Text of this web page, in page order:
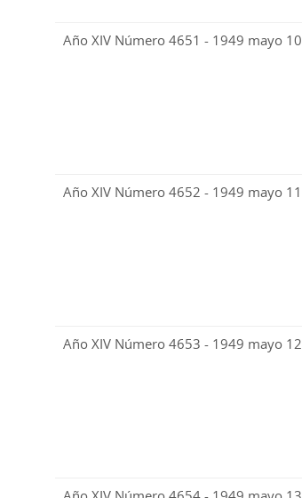
Año XIV Número 4651 - 1949 mayo 10
Año XIV Número 4652 - 1949 mayo 11
Año XIV Número 4653 - 1949 mayo 12